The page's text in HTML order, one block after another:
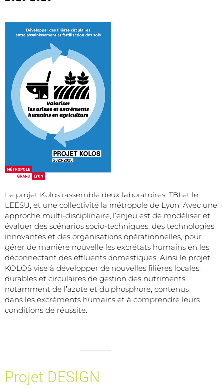
Le projet Kolos rassemble deux laboratoires, TBI et le
LEESU, et une collectivité la métropole de Lyon. Avec une
approche multi-disciplinaire, l’enjeu est de modéliser et
évaluer des scénarios socio-techniques, des technologies
innovantes et des organisations opérationnelles, pour
gérer de manière nouvelle les excrétats humains en les
déconnectant des effluents domestiques. Ainsi le projet
KOLOS vise à développer de nouvelles filières locales,
durables et circulaires de gestion des nutriments,
notamment de l’azote et du phosphore, contenus
dans les excréments humains et à comprendre leurs
conditions de réussite.
Projet DESIGN